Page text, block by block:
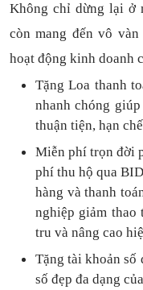
Không chỉ dừng lại ở
còn mang đến vô
hoạt động kinh doanh
Tặng Loa thanh
nhanh chóng
thuận tiện, hạn
Miễn phí trọn đời
phí thu hộ qua
hàng và thanh
nghiệp giảm thao
tru và nâng cao
Tặngtài khoản số
số đẹp đa dạng